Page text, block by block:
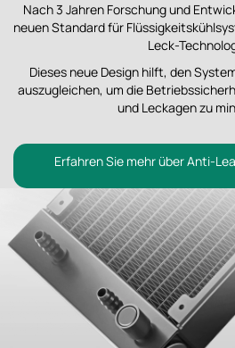
Nach 3 Jahren Forschung und
neuen Standard für
Leck-
Dieses neue Design hilft, den
auszugleichen, um die
und Leckagen zu
Erfahren Sie mehr über Anti-